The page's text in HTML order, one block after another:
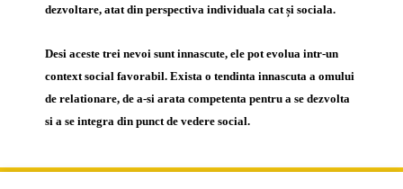
dezvoltare, atat din perspectiva individuala cat și sociala.
Desi aceste trei nevoi sunt innascute, ele pot evolua intr-un
context social favorabil. Exista o tendinta innascuta a omului
de relationare, de a-si arata competenta pentru a se dezvolta
si a se integra din punct de vedere social.